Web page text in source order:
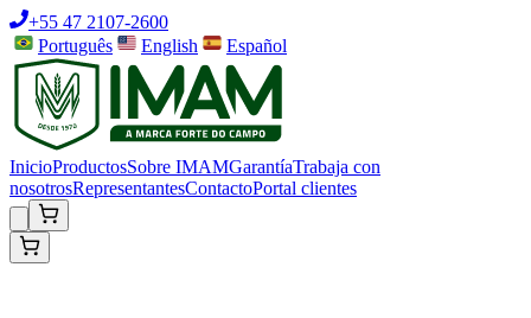
+55 47 2107-2600
Português
English Español
InicioProductosSobre IMAMGarantíaTrabaja con
nosotrosRepresentantesContactoPortal clientes